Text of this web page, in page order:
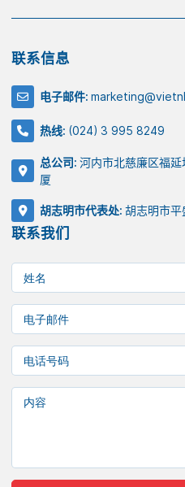
联系信息
电子邮件:
热线: (024) 3 995 8249
总公司: 河内市北慈廉区福
厦
胡志明市代表处: 胡志明市
联系我们